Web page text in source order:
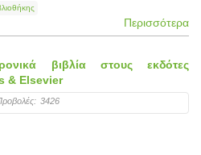
Περισσότερα
βιβλία στους εκδότες
& Elsevier
3426